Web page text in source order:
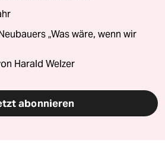
„Was wäre, wenn wir
Harald Welzer
abonnieren